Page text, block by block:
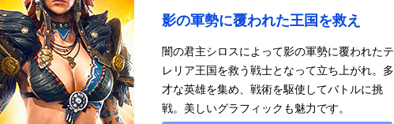
影の軍勢に覆われた王国を救え
闇の君主シロスによって影の軍勢に覆われたテ
レリア王国を救う戦士となって立ち上がれ。多
才な英雄を集め、戦術を駆使してバトルに挑
戦。美しいグラフィックも魅力です。